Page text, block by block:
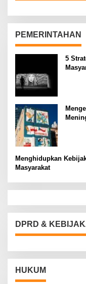
PEMERINTAHAN
5
Menghidupkan
Masyarakat
DPRD &
HUKUM